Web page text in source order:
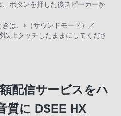
ボタンを押した後スピーカーか
は、♪（サウンドモード）／
上タッチしたままにしてくださ
配信サービスをハ
質に DSEE HX